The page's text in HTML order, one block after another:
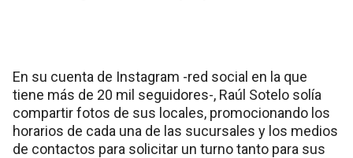
En su cuenta de Instagram -red social en la que
tiene más de 20 mil seguidores-, Raúl Sotelo solía
compartir fotos de sus locales, promocionando los
horarios de cada una de las sucursales y los medios
de contactos para solicitar un turno tanto para sus